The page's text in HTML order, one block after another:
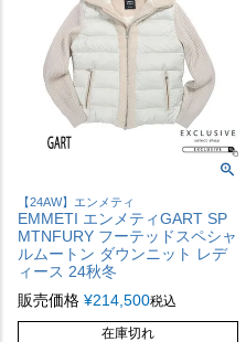
【24AW】エンメティ
EMMETI エンメティGART SP
MTNFURY フーテッドスペシャ
ルムートン ダウンニット レデ
ィース 24秋冬
販売価格 ¥214,500税込
在庫切れ